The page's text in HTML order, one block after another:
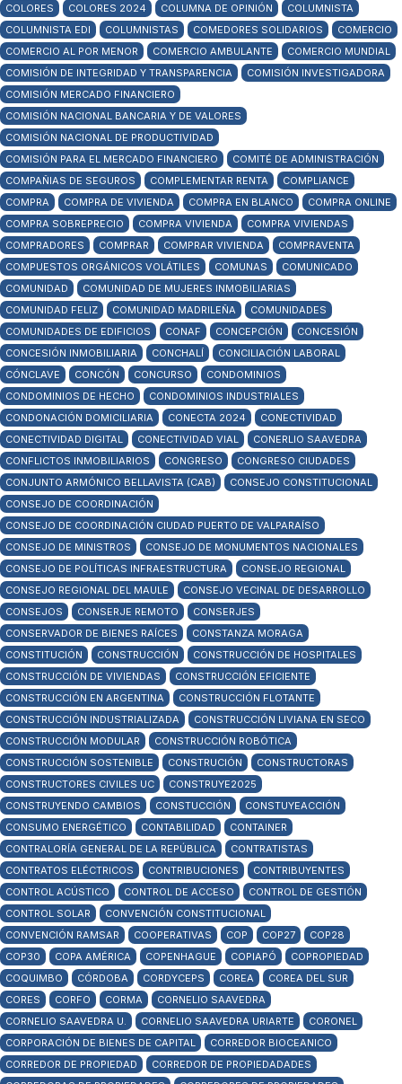
COLORES
COLORES 2024 COLUMNA DE OPINIÓN
COLUMNISTA
COLUMNISTA EDI
COLUMNISTAS COMEDORES SOLIDARIOS
COMERCIO
COMERCIO AL POR MENOR
COMERCIO AMBULANTE
COMERCIO MUNDIAL
COMISIÓN DE INTEGRIDAD Y TRANSPARENCIA
COMISIÓN INVESTIGADORA
COMISIÓN MERCADO FINANCIERO
COMISIÓN NACIONAL BANCARIA Y DE VALORES
COMISIÓN NACIONAL DE PRODUCTIVIDAD
COMISIÓN PARA EL MERCADO FINANCIERO
COMITÉ DE ADMINISTRACIÓN
COMPAÑIAS DE SEGUROS
COMPLEMENTAR RENTA
COMPLIANCE
COMPRA
COMPRA DE VIVIENDA COMPRA EN BLANCO
COMPRA ONLINE
COMPRA SOBREPRECIO
COMPRA VIVIENDA
COMPRA VIVIENDAS
COMPRADORES
COMPRAR COMPRAR VIVIENDA
COMPRAVENTA
COMPUESTOS ORGÁNICOS VOLÁTILES
COMUNAS
COMUNICADO
COMUNIDAD
COMUNIDAD DE MUJERES INMOBILIARIAS
COMUNIDAD FELIZ
COMUNIDAD MADRILEÑA
COMUNIDADES
COMUNIDADES DE EDIFICIOS
CONAF CONCEPCIÓN
CONCESIÓN
CONCESIÓN INMOBILIARIA
CONCHALÍ
CONCILIACIÓN LABORAL
CÓNCLAVE
CONCÓN CONCURSO
CONDOMINIOS
CONDOMINIOS DE HECHO
CONDOMINIOS INDUSTRIALES
CONDONACIÓN DOMICILIARIA
CONECTA 2024
CONECTIVIDAD
CONECTIVIDAD DIGITAL
CONECTIVIDAD VIAL
CONERLIO SAAVEDRA
CONFLICTOS INMOBILIARIOS
CONGRESO
CONGRESO CIUDADES
CONJUNTO ARMÓNICO BELLAVISTA (CAB)
CONSEJO CONSTITUCIONAL
CONSEJO DE COORDINACIÓN
CONSEJO DE COORDINACIÓN CIUDAD PUERTO DE VALPARAÍSO
CONSEJO DE MINISTROS
CONSEJO DE MONUMENTOS NACIONALES
CONSEJO DE POLÍTICAS INFRAESTRUCTURA
CONSEJO REGIONAL
CONSEJO REGIONAL DEL MAULE
CONSEJO VECINAL DE DESARROLLO
CONSEJOS
CONSERJE REMOTO
CONSERJES
CONSERVADOR DE BIENES RAÍCES
CONSTANZA MORAGA
CONSTITUCIÓN
CONSTRUCCIÓN
CONSTRUCCIÓN DE HOSPITALES
CONSTRUCCIÓN DE VIVIENDAS
CONSTRUCCIÓN EFICIENTE
CONSTRUCCIÓN EN ARGENTINA
CONSTRUCCIÓN FLOTANTE
CONSTRUCCIÓN INDUSTRIALIZADA
CONSTRUCCIÓN LIVIANA EN SECO
CONSTRUCCIÓN MODULAR
CONSTRUCCIÓN ROBÓTICA
CONSTRUCCIÓN SOSTENIBLE
CONSTRUCIÓN
CONSTRUCTORAS
CONSTRUCTORES CIVILES UC
CONSTRUYE2025
CONSTRUYENDO CAMBIOS
CONSTUCCIÓN
CONSTUYEACCIÓN
CONSUMO ENERGÉTICO
CONTABILIDAD
CONTAINER
CONTRALORÍA GENERAL DE LA REPÚBLICA
CONTRATISTAS
CONTRATOS ELÉCTRICOS
CONTRIBUCIONES
CONTRIBUYENTES
CONTROL ACÚSTICO
CONTROL DE ACCESO
CONTROL DE GESTIÓN
CONTROL SOLAR
CONVENCIÓN CONSTITUCIONAL
CONVENCIÓN RAMSAR
COOPERATIVAS COP COP27
COP28
COP30
COPA AMÉRICA COPENHAGUE COPIAPÓ
COPROPIEDAD
COQUIMBO
CÓRDOBA CORDYCEPS COREA
COREA DEL SUR
CORES
CORFO CORMA
CORNELIO SAAVEDRA
CORNELIO SAAVEDRA U.
CORNELIO SAAVEDRA URIARTE
CORONEL
CORPORACIÓN DE BIENES DE CAPITAL
CORREDOR BIOCEANICO
CORREDOR DE PROPIEDAD
CORREDOR DE PROPIEDADADES